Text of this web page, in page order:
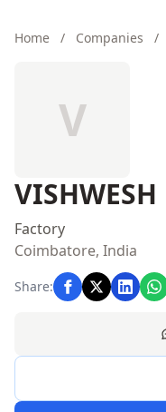
Home / Companies /
V
VISHWESH
Factory
Coimbatore, India
Share: